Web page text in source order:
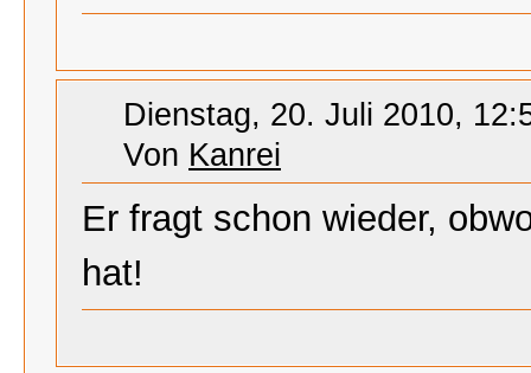
Dienstag, 20. Juli 2010,
Von Kanrei
Er fragt schon wieder,
hat!